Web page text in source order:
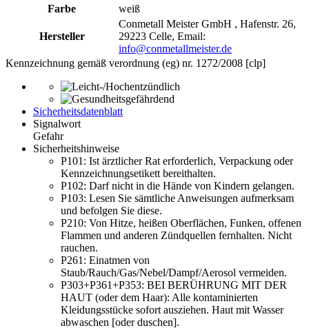
Farbe
weiß
Hersteller
Conmetall Meister GmbH , Hafenstr. 26,
29223 Celle, Email:
info@conmetallmeister.de
Kennzeichnung gemäß verordnung (eg) nr. 1272/2008 [clp]
Sicherheitsdatenblatt
Signalwort
Gefahr
Sicherheitshinweise
P101: Ist ärztlicher Rat erforderlich, Verpackung oder
Kennzeichnungsetikett bereithalten.
P102: Darf nicht in die Hände von Kindern gelangen.
P103: Lesen Sie sämtliche Anwei­sungen aufmerksam
und befolgen Sie diese.
P210: Von Hitze, heißen Oberflächen, Funken, offenen
Flammen und anderen Zündquellen fernhalten. Nicht
rauchen.
P261: Einatmen von
Staub/Rauch/Gas/Nebel/Dampf/Aerosol vermeiden.
P303+P361+P353: BEI BERÜHRUNG MIT DER
HAUT (oder dem Haar): Alle kontaminierten
Kleidungsstücke sofort ausziehen. Haut mit Wasser
abwaschen [oder duschen].